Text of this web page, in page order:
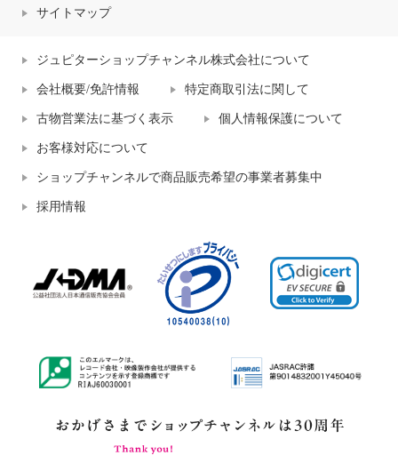
サイトマップ
ジュピターショップチャンネル株式会社について
会社概要/免許情報 特定商取引法に関して
古物営業法に基づく表示 個人情報保護について
お客様対応について
ショップチャンネルで商品販売希望の事業者募集中
採用情報